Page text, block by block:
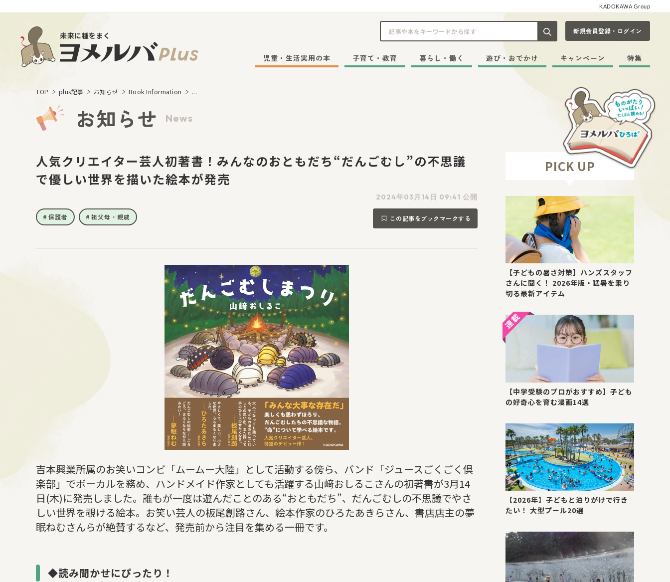
KADOKAWA Group
未来に種をまく 記事や本をキーワードから探す
新規会員登録・ログイン
児童・生活実用の本 子育て・教育 暮らし・働く 遊び・おでかけ キャンペーン 特集
TOP plus記事 お知らせ Book Information ...
News
お知らせ
人気クリエイター芸人初著書！みんなのおともだち“だんごむし”の不思議
で優しい世界を描いた絵本が発売
2024年03月14日 09:41 公開
保護者 祖父母・親戚 この記事をブックマークする
吉本興業所属のお笑いコンビ「ムームー大陸」として活動する傍ら、バンド「ジュースごくごく倶
楽部」でボーカルを務め、ハンドメイド作家としても活躍する山﨑おしるこさんの初著書が3月14
日(木)に発売しました。誰もが一度は遊んだことのある“おともだち”、だんごむしの不思議でやさ
しい世界を覗ける絵本。お笑い芸人の板尾創路さん、絵本作家のひろたあきらさん、書店店主の夢
眠ねむさんらが絶賛するなど、発売前から注目を集める一冊です。
◆読み聞かせにぴったり！
PICK UP
【子どもの暑さ対策】ハンズスタッフ
さんに聞く！ 2026年版・猛暑を乗り
切る最新アイテム
【中学受験のプロがおすすめ】子ども
の好奇心を育む漫画14選
【2026年】子どもと泊りがけで行き
たい！ 大型プール20選